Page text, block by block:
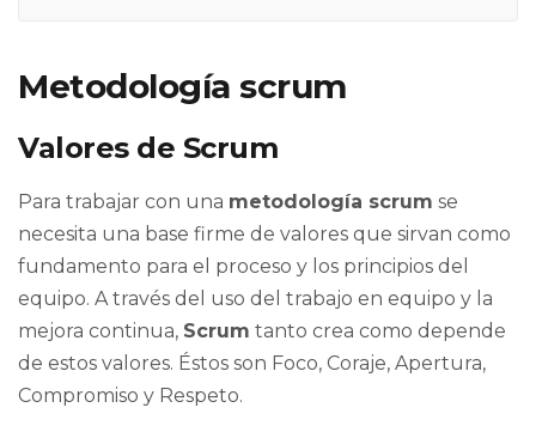
Metodología scrum
Valores de Scrum
Para trabajar con una metodología scrum se
necesita una base firme de valores que sirvan como
fundamento para el proceso y los principios del
equipo. A través del uso del trabajo en equipo y la
mejora continua, Scrum tanto crea como depende
de estos valores. Éstos son Foco, Coraje, Apertura,
Compromiso y Respeto.